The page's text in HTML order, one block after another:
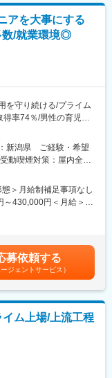
トもチーム単位で行う
可能性が高いため退
安定(※通常40％以上あ
せん。
引社数700社以上であ
分野の垣根を越えて、
自分のキャリアにあっ
リアパスに関しても志
120日以上/月残業22時
運用実績あり/子ども
％(※くるみんマーク取
アを大事にする
数/就業環境◎
を守り続ける/プライム
率74％/男性の育児・
上が期待される開発の
バイスの研究開発
にスタートした同社
して事業を展開してい
経営・生涯雇用を誇り
す。請負・受託開発の
トもチーム単位で行う
長期就業可能な環境
新潟県 ご経験・希望
動喫煙対策：屋内全面
＞月給制補足事項なし
～430,000円＜月給＞
円（33歳、マネージ
、マネージャー、入社
、選考を通じて上下す
当を含めた表記です。
募依頼する
ージェントサービス）
イム上場/上流工程